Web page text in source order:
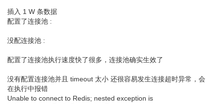
插入 1 W 条数据
配置了连接池 :
没配连接池 :
配置了连接池执行速度快了很多，连接池确实生效了
没有配置连接池并且 timeout 太小 还很容易发生连接超时异常，会
在执行中报错
Unable to connect to Redis; nested exception is